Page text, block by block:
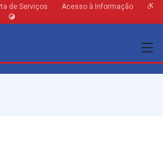
de Serviços
Acesso à Informação